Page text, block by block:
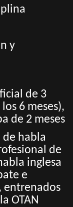
y
de 3
6 meses),
de 2 meses
habla
de
inglesa
e
entrenados
OTAN